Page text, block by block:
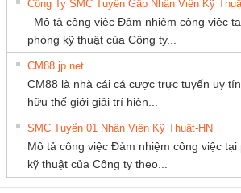
SCP-
FSP/2X1/1X2
sát chuỗi
tấm pin
16I+
(2502520000)
1K5 L (2433950000)
Bộ chỉnh lưu nguồn
điện TRANSCLINIC
BKE 1K5.4
(7791400879)2. Giá
TY TNHH
THUẬT KTECH
NAM
Thương Mại SX
Ba Miền
Mô tả công việc Đảm nhiệm công việc
phòng kỹ thuật của Công ty...
CM88 jp net
CM88 là nhà cái cá cược trực tuyến uy
hữu thế giới giải trí hiện...
SMC Tuyển 01 Nhân Viên Kỹ Thuật-HN
Mô tả công việc Đảm nhiệm công việc tại
kỹ thuật của Công ty theo...